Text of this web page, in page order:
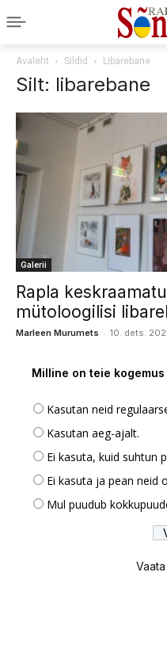
Avaleht Sildid Libarebane
Silt: libarebane
Galerii
Rapla
mütoloogilisi
Marleen Murumets - 10. dets.
Milline on teie
Kasutan neid
Kasutan aeg-ajalt.
Ei kasuta, kuid suhtun
Ei kasuta ja pean neid
Mul puudub